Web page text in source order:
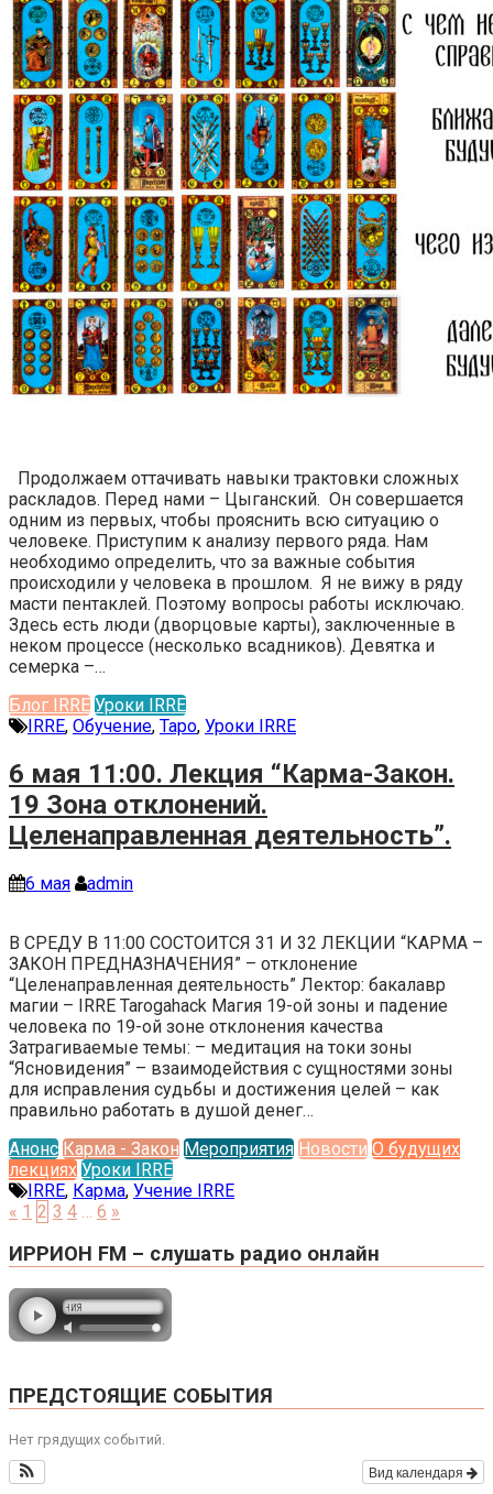
Продолжаем оттачивать навыки трактовки сложных
раскладов. Перед нами – Цыганский. Он совершается
одним из первых, чтобы прояснить всю ситуацию о
человеке. Приступим к анализу первого ряда. Нам
необходимо определить, что за важные события
происходили у человека в прошлом. Я не вижу в ряду
масти пентаклей. Поэтому вопросы работы исключаю.
Здесь есть люди (дворцовые карты), заключенные в
неком процессе (несколько всадников). Девятка и
семерка –…
Блог IRRE Уроки IRRE
IRRE, Обучение, Таро, Уроки IRRE
6 мая 11:00. Лекция “Карма-Закон.
19 Зона отклонений.
Целенаправленная деятельность”.
6 мая admin
В СРЕДУ В 11:00 СОСТОИТСЯ 31 И 32 ЛЕКЦИИ “КАРМА –
ЗАКОН ПРЕДНАЗНАЧЕНИЯ” – отклонение
“Целенаправленная деятельность” Лектор: бакалавр
магии – IRRE Tarogahack Магия 19-ой зоны и падение
человека по 19-ой зоне отклонения качества
Затрагиваемые темы: – медитация на токи зоны
“Ясновидения” – взаимодействия с сущностями зоны
для исправления судьбы и достижения целей – как
правильно работать в душой денег…
Анонс Карма - Закон Мероприятия Новости О будущих
лекциях Уроки IRRE
IRRE, Карма, Учение IRRE
« 1 2 3 4 6 »
ИРРИОН FM – слушать радио онлайн
ПРЕДСТОЯЩИЕ СОБЫТИЯ
Нет грядущих событий.
Вид календаря